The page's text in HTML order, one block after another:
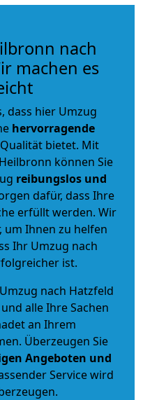
nach
machen es
dass hier Umzug
hervorragende
bietet. Mit
können Sie
reibungslos und
dafür, dass Ihre
erfüllt werden. Wir
um Ihnen zu helfen
Ihr Umzug nach
ist.
nach Hatzfeld
alle Ihre Sachen
an Ihrem
Überzeugen Sie
Angeboten und
Service wird